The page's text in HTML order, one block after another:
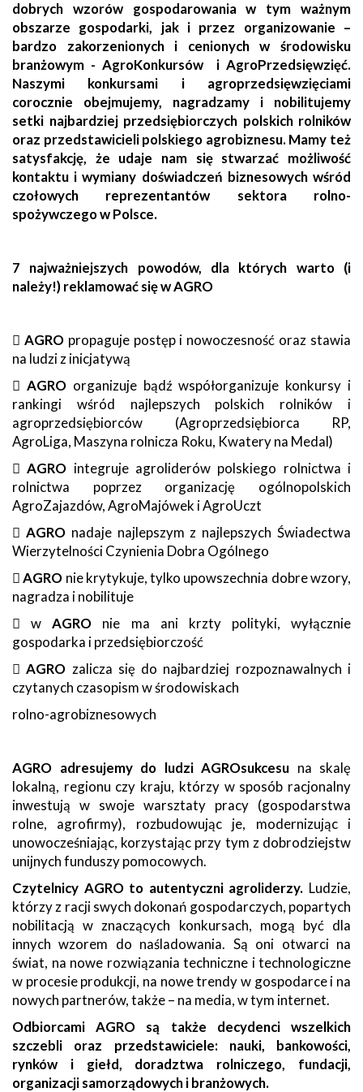
dobrych wzorów gospodarowania w tym ważnym
obszarze gospodarki, jak i przez organizowanie –
bardzo zakorzenionych i cenionych w środowisku
branżowym - AgroKonkursów i AgroPrzedsięwzięć.
Naszymi konkursami i agroprzedsięwzięciami
corocznie obejmujemy, nagradzamy i nobilitujemy
setki najbardziej przedsiębiorczych polskich rolników
oraz przedstawicieli polskiego agrobiznesu. Mamy też
satysfakcję, że udaje nam się stwarzać możliwość
kontaktu i wymiany doświadczeń biznesowych wśród
czołowych reprezentantów sektora rolno-
spożywczego w Polsce.
7 najważniejszych powodów, dla których warto (i
należy!) reklamować się w AGRO
 AGROpropaguje postęp i nowoczesność oraz stawia
na ludzi z inicjatywą
 AGROorganizuje bądź współorganizuje konkursy i
rankingi wśród najlepszych polskich rolników i
agroprzedsiębiorców (Agroprzedsiębiorca RP,
AgroLiga, Maszyna rolnicza Roku, Kwatery na Medal)
AGRO integruje agroliderów polskiego rolnictwa i
rolnictwa poprzez organizację ogólnopolskich
AgroZajazdów, AgroMajówek i AgroUczt
 AGROnadaje najlepszym z najlepszych Świadectwa
Wierzytelności Czynienia Dobra Ogólnego
AGRO nie krytykuje, tylko upowszechnia dobre wzory,
nagradza i nobilituje
 wAGRO nie ma ani krzty polityki, wyłącznie
gospodarka i przedsiębiorczość
AGRO zalicza się do najbardziej rozpoznawalnych i
czytanych czasopism w środowiskach
rolno-agrobiznesowych
AGRO adresujemy do ludzi AGROsukcesu na skalę
lokalną, regionu czy kraju, którzy w sposób racjonalny
inwestują w swoje warsztaty pracy (gospodarstwa
rolne, agrofirmy), rozbudowując je, modernizując i
unowocześniając, korzystając przy tym z dobrodziejstw
unijnych funduszy pomocowych.
Czytelnicy AGRO to autentyczni agroliderzy. Ludzie,
którzy z racji swych dokonań gospodarczych, popartych
nobilitacją w znaczących konkursach, mogą być dla
innych wzorem do naśladowania. Są oni otwarci na
świat, na nowe rozwiązania techniczne i technologiczne
w procesie produkcji, na nowe trendy w gospodarce i na
nowych partnerów, także – na media, w tym internet.
Odbiorcami AGRO są także decydenci wszelkich
szczebli oraz przedstawiciele: nauki, bankowości,
rynków i giełd, doradztwa rolniczego, fundacji,
organizacji samorządowych i branżowych.